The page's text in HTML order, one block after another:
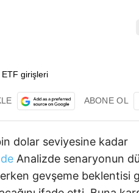
ABONE OL
dolar seviyesine kadar
Analizde senaryonun
gevşeme beklentisi